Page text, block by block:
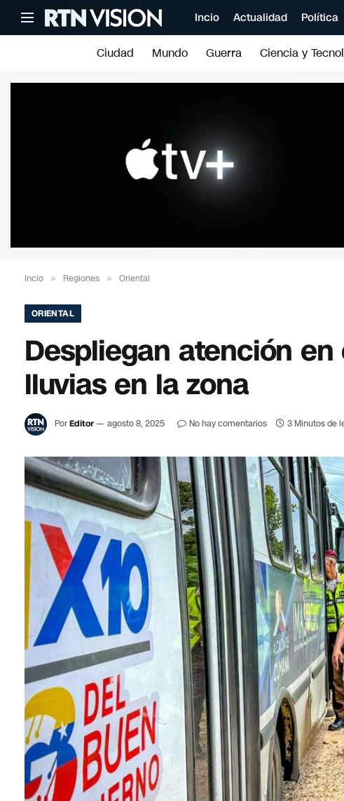
Incio Actualidad Política
Ciudad Mundo Guerra Ciencia y
Incio » Regiones » Oriental
ORIENTAL
Despliegan atención
lluvias en la zona
PorEditor agosto 8, 2025 No hay comentarios 3 Minutos de